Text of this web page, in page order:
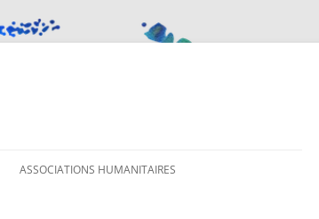
ASSOCIATIONS HUMANITAIRES